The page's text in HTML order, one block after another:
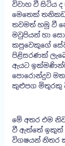
විවාහ වී සිටිය
මෙතෙක්
තවමත් හමු වී
මවුපියන් හා
කපුවෙකුගේ
පිළිසරණක්
ඇයට
පොරොන්දුව
කුළුපග මිතුරකු
මේ අතර එම
වී ඇත්තේ ඉකුත්
විගෂයන් නිතර